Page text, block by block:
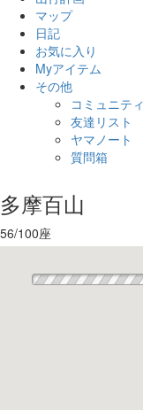
マップ
日記
お気に入り
Myアイテム
その他
コミュニティ
友達リスト
ヤマノート
質問箱
多摩百山
56/100座